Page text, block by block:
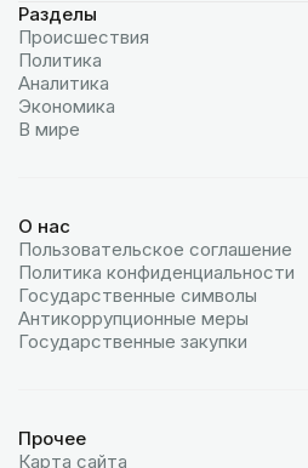
Разделы
Происшествия
Политика
Аналитика
Экономика
В мире
О нас
Пользовательское соглашение
Политика конфиденциальности
Государственные символы
Антикоррупционные меры
Государственные закупки
Прочее
Карта сайта